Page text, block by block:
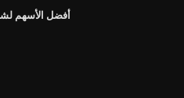
أفضل الأسهم